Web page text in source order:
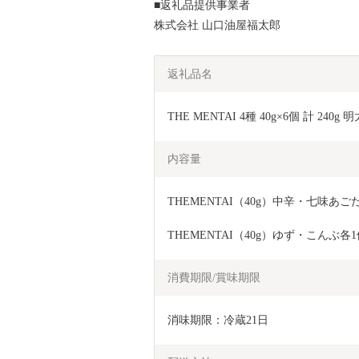
■返礼品提供事業者
株式会社 山口油屋福太郎
返礼品名
THE MENTAI 4種 40g×6個 計 240g 明
内容量
THEMENTAI（40g）中辛・七味あご
THEMENTAI（40g）ゆず・こんぶ各1
消費期限/賞味期限
消味期限：冷蔵21日